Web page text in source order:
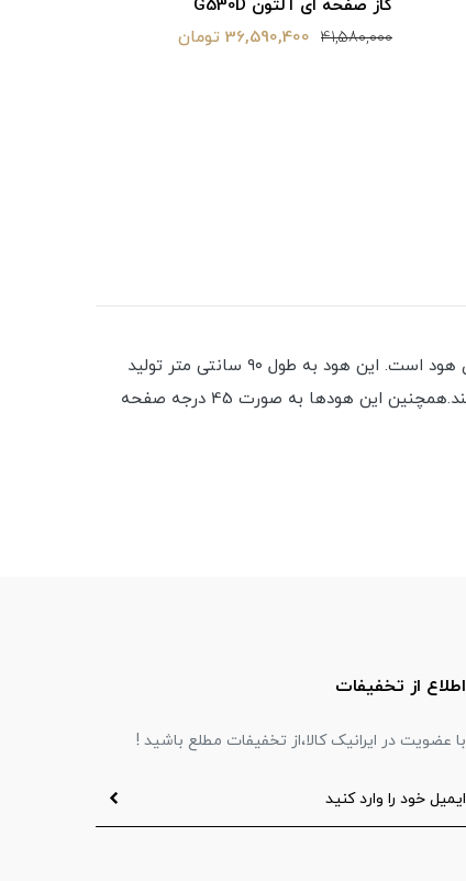
گاز صفحه ای آلتون G530D
41,580,000 36,590,400 تومان
اگر قصد خرید یک هود باکیفیت را دارید با ما همراه باشید.ابعاد این هود متفاوت از سایر مدل های هود است. این هود به طول ۹۰ سانتی متر تولید
شده است و برای اجاق گازهای بزرگتر که تعداد شعله های بیشتری دارند مناسب است.این هود تاچی است و با اشاره دست عمل میکند.همچنین این هودها به صورت 45 درجه صفحه
اطلاع از تخفیفات
با عضویت در ایرانیک کالا،از تخفیفات مطلع باشید !